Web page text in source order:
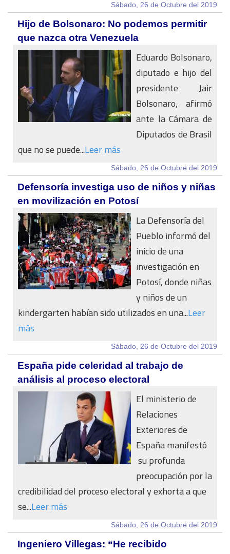
Sábado, 26 de Octubre del 2019
Hijo de Bolsonaro: No podemos permitir
que nazca otra Venezuela
Eduardo Bolsonaro,
diputado e hijo del
presidente Jair
Bolsonaro, afirmó
ante la Cámara de
Diputados de Brasil
que no se puede...Leer más
Sábado, 26 de Octubre del 2019
Defensoría investiga uso de niños y niñas
en movilización en Potosí
La Defensoría del
Pueblo informó del
inicio de una
investigación en
Potosí, donde niñas
y niños de un
kindergarten habían sido utilizados en una...Leer
más
Sábado, 26 de Octubre del 2019
España pide celeridad al trabajo de
análisis al proceso electoral
El ministerio de
Relaciones
Exteriores de
España manifestó
su profunda
preocupación por la
credibilidad del proceso electoral y exhorta a que
se...Leer más
Sábado, 26 de Octubre del 2019
Ingeniero Villegas: “He recibido